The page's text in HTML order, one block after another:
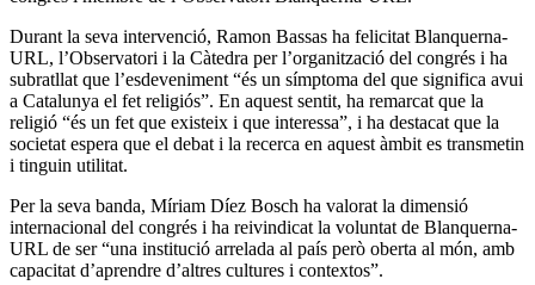
Durant la seva intervenció, Ramon Bassas ha felicitat Blanquerna-
URL, l’Observatori i la Càtedra per l’organització del congrés i ha
subratllat que l’esdeveniment “és un símptoma del que significa avui
a Catalunya el fet religiós”. En aquest sentit, ha remarcat que la
religió “és un fet que existeix i que interessa”, i ha destacat que la
societat espera que el debat i la recerca en aquest àmbit es transmetin
i tinguin utilitat.
Per la seva banda, Míriam Díez Bosch ha valorat la dimensió
internacional del congrés i ha reivindicat la voluntat de Blanquerna-
URL de ser “una institució arrelada al país però oberta al món, amb
capacitat d’aprendre d’altres cultures i contextos”.